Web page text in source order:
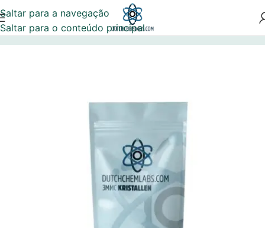
Saltar para a navegação
Saltar para o conteúdo principal
Início Sem categoria